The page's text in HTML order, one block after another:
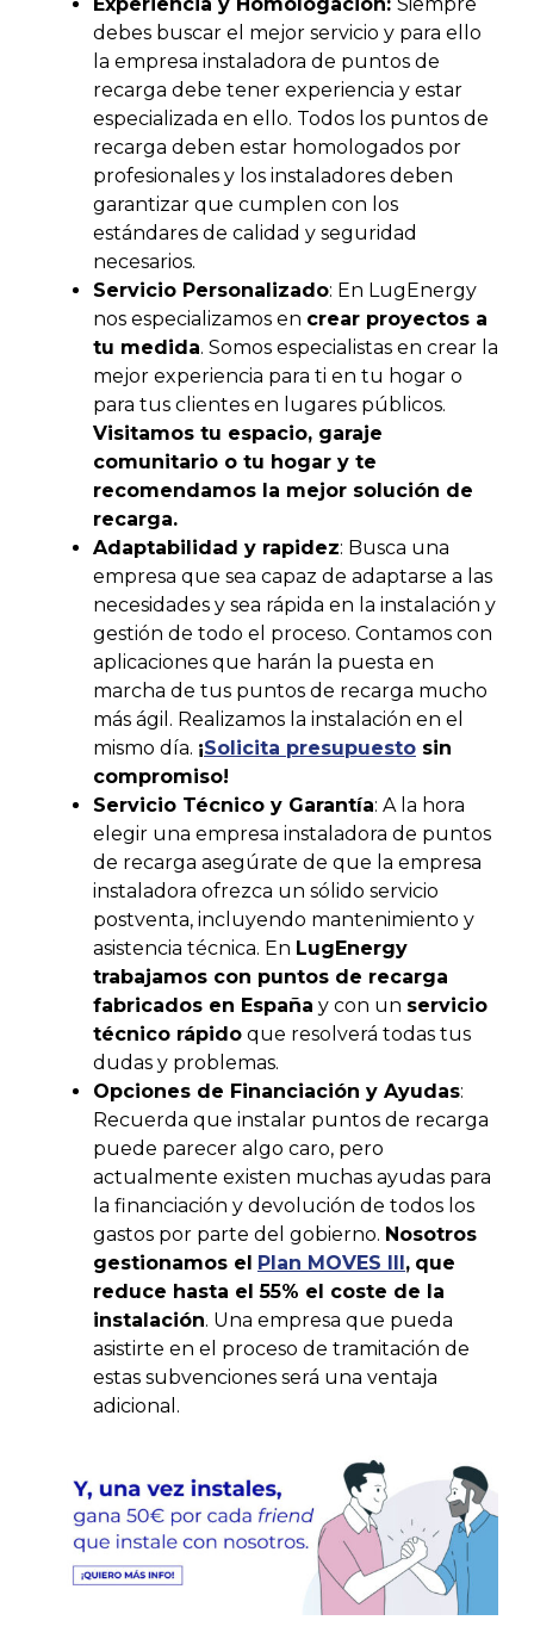
Experiencia y Homologación: Siempre
debes buscar el mejor servicio y para ello
la empresa instaladora de puntos de
recarga debe tener experiencia y estar
especializada en ello. Todos los puntos de
recarga deben estar homologados por
profesionales y los instaladores deben
garantizar que cumplen con los
estándares de calidad y seguridad
necesarios.
Servicio Personalizado: En LugEnergy
nos especializamos en crear proyectos a
tu medida. Somos especialistas en crear la
mejor experiencia para ti en tu hogar o
para tus clientes en lugares públicos.
Visitamos tu espacio, garaje
comunitario o tu hogar y te
recomendamos la mejor solución de
recarga.
Adaptabilidad y rapidez: Busca una
empresa que sea capaz de adaptarse a las
necesidades y sea rápida en la instalación y
gestión de todo el proceso. Contamos con
aplicaciones que harán la puesta en
marcha de tus puntos de recarga mucho
más ágil. Realizamos la instalación en el
mismo día. ¡Solicita presupuesto sin
compromiso!
Servicio Técnico y Garantía: A la hora
elegir una empresa instaladora de puntos
de recarga asegúrate de que la empresa
instaladora ofrezca un sólido servicio
postventa, incluyendo mantenimiento y
asistencia técnica. En LugEnergy
trabajamos con puntos de recarga
fabricados en España y con un servicio
técnico rápido que resolverá todas tus
dudas y problemas.
Opciones de Financiación y Ayudas:
Recuerda que instalar puntos de recarga
puede parecer algo caro, pero
actualmente existen muchas ayudas para
la financiación y devolución de todos los
gastos por parte del gobierno. Nosotros
gestionamos el
Plan MOVES III , que
reduce hasta el 55% el coste de la
instalación. Una empresa que pueda
asistirte en el proceso de tramitación de
estas subvenciones será una ventaja
adicional.